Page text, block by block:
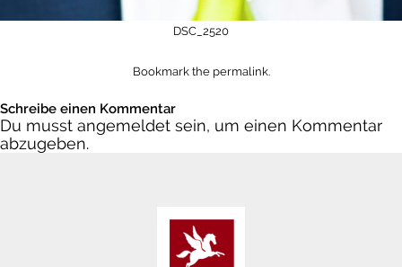
DSC_2520
Bookmark the permalink.
Schreibe einen Kommentar
Du musst angemeldet sein, um einen Kommentar
abzugeben.